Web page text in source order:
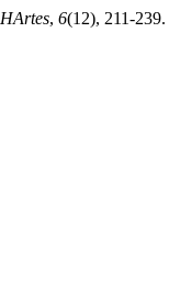
HArtes, 6(12), 211-239.